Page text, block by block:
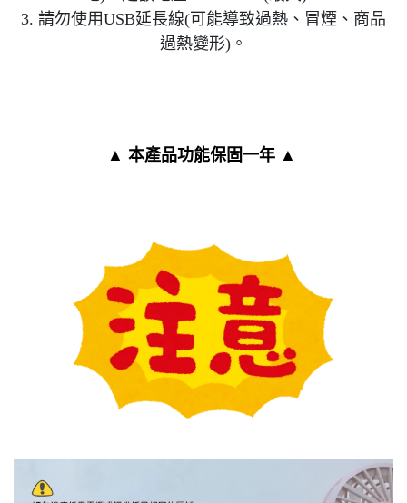
3. 請勿使用USB延長線(可能導致過熱、冒煙、商品
過熱變形)。
▲ 本產品功能保固一年 ▲